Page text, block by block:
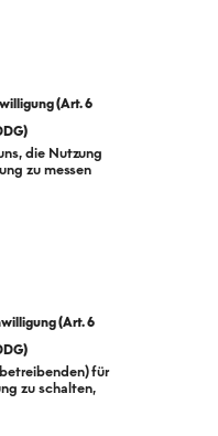
Mit unserer
Zukunft für die
die Nutzung
zu messen
für
zu schalten,